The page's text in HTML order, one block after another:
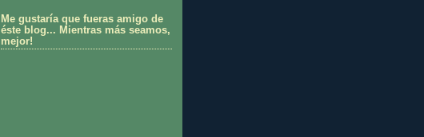
Me gustaría que fueras amigo de
éste blog... Mientras más seamos,
mejor!